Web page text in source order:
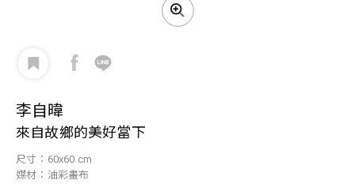
李自暐
來自故鄉的美好當下
尺寸：60x60 cm
媒材：油彩畫布